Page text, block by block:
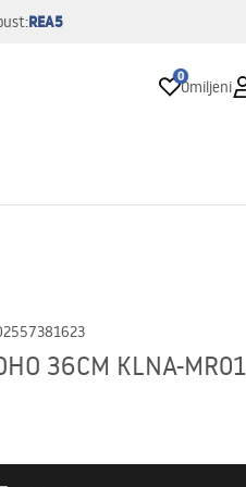
REA5
0
Omiljeni
36CM KLNA-MR01